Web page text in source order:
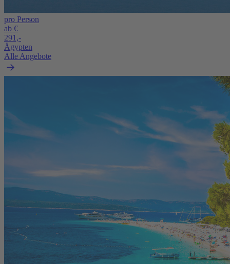
pro Person
ab €
291,-
Ägypten
Alle Angebote